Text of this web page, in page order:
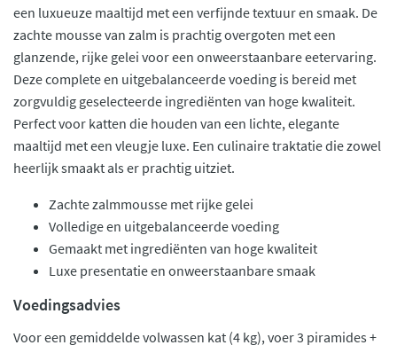
een luxueuze maaltijd met een verfijnde textuur en smaak. De
zachte mousse van zalm is prachtig overgoten met een
glanzende, rijke gelei voor een onweerstaanbare eetervaring.
Deze complete en uitgebalanceerde voeding is bereid met
zorgvuldig geselecteerde ingrediënten van hoge kwaliteit.
Perfect voor katten die houden van een lichte, elegante
maaltijd met een vleugje luxe. Een culinaire traktatie die zowel
heerlijk smaakt als er prachtig uitziet.
Zachte zalmmousse met rijke gelei
Volledige en uitgebalanceerde voeding
Gemaakt met ingrediënten van hoge kwaliteit
Luxe presentatie en onweerstaanbare smaak
Voedingsadvies
Voor een gemiddelde volwassen kat (4 kg), voer 3 piramides +